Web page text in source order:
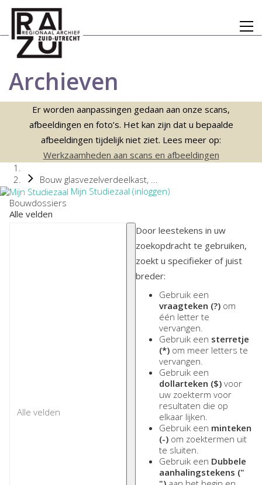
Archieven
Er worden aanpassingen gedaan aan onze scans,
afbeeldingen en foto’s. Het kan zijn dat u bepaalde
afbeeldingen tijdelijk niet ziet. Lees meer op:
Werkzaamheden aan scans en afbeeldingen
Bouw glasvezelverdeelkast, ...
Mijn Studiezaal (inloggen)
Bouwdossiers
Alle velden
Door leestekens in uw
zoekopdracht te gebruiken,
zoekt u specifieker of juist
breder:
Gebruik een
vraagteken (?) om
één letter te
vervangen.
Gebruik een sterretje
(*) om meer letters te
vervangen.
Gebruik een
dollarteken ($) voor
uw zoekterm voor
resultaten die op
elkaar lijken.
Gebruik een minteken
(-) om zoektermen uit
te sluiten.
Gebruik een Dubbele
aanhalingstekens ("